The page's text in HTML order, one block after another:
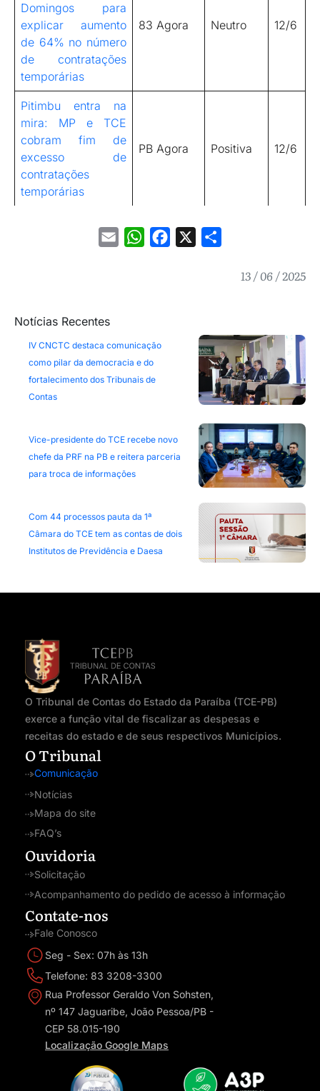
Domingos para
explicar aumento
de 64% no número
de contratações
temporárias
83 Agora Neutro 12/6
Pitimbu entra na
mira: MP e TCE
cobram fim de
excesso de
contratações
temporárias
PB Agora Positiva 12/6
Email WhatsAppFacebook
13 / 06 / 2025
Notícias Recentes
IV CNCTC destaca comunicação
como pilar da democracia e do
fortalecimento dos Tribunais de
Contas
Vice-presidente do TCE recebe novo
chefe da PRF na PB e reitera parceria
para troca de informações
Com 44 processos pauta da 1ª
Câmara do TCE tem as contas de dois
Institutos de Previdência e Daesa
O Tribunal de Contas do Estado da Paraíba (TCE-PB)
exerce a função vital de fiscalizar as despesas e
receitas do estado e de seus respectivos Municípios.
O Tribunal
Comunicação
Notícias
Mapa do site
FAQ’s
Ouvidoria
Solicitação
Acompanhamento do pedido de acesso à informação
Contate-nos
Fale Conosco
Seg - Sex: 07h às 13h
Telefone: 83 3208-3300
Rua Professor Geraldo Von Sohsten,
nº 147 Jaguaribe, João Pessoa/PB -
CEP 58.015-190
Localização Google Maps